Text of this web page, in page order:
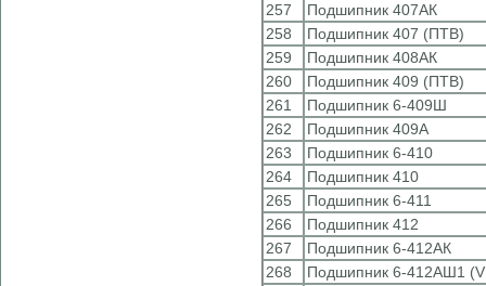
257
Подшипник 407АК
258
Подшипник 407 (ПТВ)
259
Подшипник 408АК
260
Подшипник 409 (ПТВ)
261
Подшипник 6-409Ш
262
Подшипник 409А
263
Подшипник 6-410
264
Подшипник 410
265
Подшипник 6-411
266
Подшипник 412
267
Подшипник 6-412АК
268
Подшипник 6-412АШ1